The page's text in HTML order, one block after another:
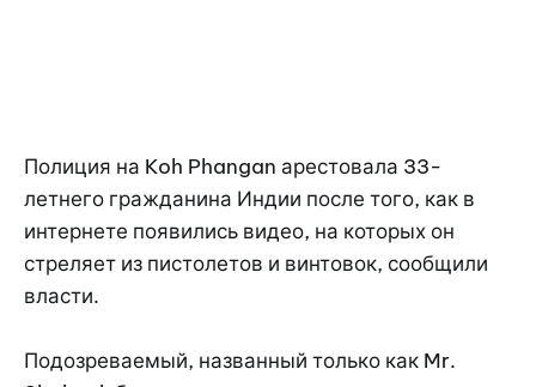
Полиция на Koh Phangan арестовала 33-
летнего гражданина Индии после того, как в
интернете появились видео, на которых он
стреляет из пистолетов и винтовок, сообщили
власти.
Подозреваемый, названный только как Mr.